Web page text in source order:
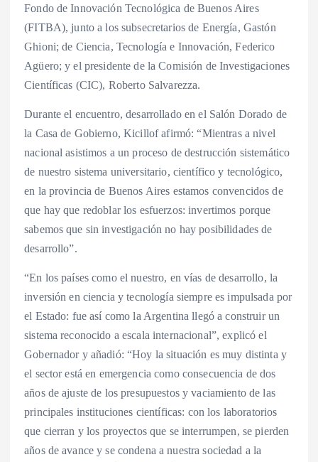
Fondo de Innovación Tecnológica de Buenos Aires
(FITBA), junto a los subsecretarios de Energía, Gastón
Ghioni; de Ciencia, Tecnología e Innovación, Federico
Agüero; y el presidente de la Comisión de Investigaciones
Científicas (CIC), Roberto Salvarezza.
Durante el encuentro, desarrollado en el Salón Dorado de
la Casa de Gobierno, Kicillof afirmó: “Mientras a nivel
nacional asistimos a un proceso de destrucción sistemático
de nuestro sistema universitario, científico y tecnológico,
en la provincia de Buenos Aires estamos convencidos de
que hay que redoblar los esfuerzos: invertimos porque
sabemos que sin investigación no hay posibilidades de
desarrollo”.
“En los países como el nuestro, en vías de desarrollo, la
inversión en ciencia y tecnología siempre es impulsada por
el Estado: fue así como la Argentina llegó a construir un
sistema reconocido a escala internacional”, explicó el
Gobernador y añadió: “Hoy la situación es muy distinta y
el sector está en emergencia como consecuencia de dos
años de ajuste de los presupuestos y vaciamiento de las
principales instituciones científicas: con los laboratorios
que cierran y los proyectos que se interrumpen, se pierden
años de avance y se condena a nuestra sociedad a la